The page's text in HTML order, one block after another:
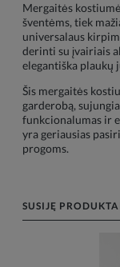
Mergaitės
šventėms, tiek
universalaus
derinti su įvairiais
elegantiška plaukų
Šis mergaitės
garderobą,
funkcionalumas ir
yra geriausias
progoms.
SUSIJĘ